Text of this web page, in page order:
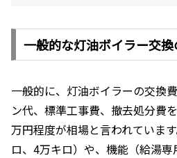
一般的な灯油ボイラー交
一般的に、灯油ボイラーの交換
ン代、標準工事費、撤去処分費
万円程度が相場と言われていま
ロ、4万キロ）や、機能（給湯